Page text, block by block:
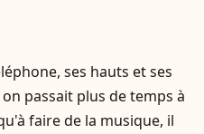
ses hauts et ses
on passait plus de temps à
faire de la musique, il